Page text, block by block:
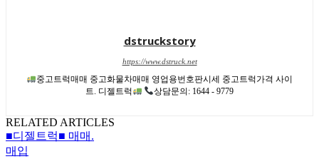
dstruckstory
https://www.dstruck.net
중고트럭매매 중고화물차매매 영업용번호판시세 중고트럭가격 사이
트. 디젤트럭
상담문의: 1644 - 9779
RELATED ARTICLES
■디젤트럭■ 매매.
매입